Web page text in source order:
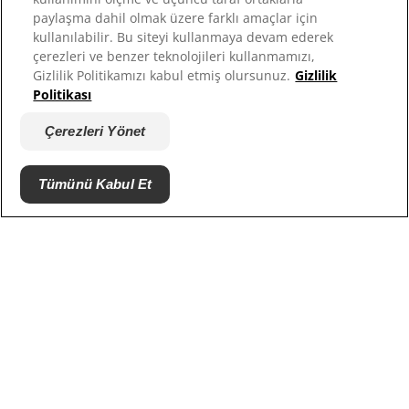
Site Haritası
Sitelerimiz
Hill’s’in Veteriner Hekimi
Barınak Ortakları
paylaşma dahil olmak üzere farklı amaçlar için
kullanılabilir. Bu siteyi kullanmaya devam ederek
çerezleri ve benzer teknolojileri kullanmamızı,
Gizlilik Politikamızı kabul etmiş olursunuz. Gizlilik
Politikası
Çerezleri Yönet
Tümünü Kabul Et